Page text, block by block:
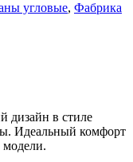
угловые, Фабрика
дизайн в стиле
Идеальный комфорт